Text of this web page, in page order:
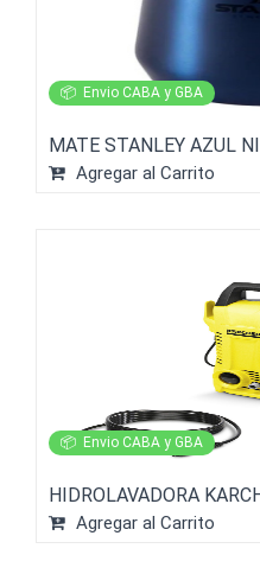
📦 Envio CABA y GBA
MATE STANLEY AZUL
Agregar al Carrito
📦 Envio CABA y GBA
HIDROLAVADORA
Agregar al Carrito